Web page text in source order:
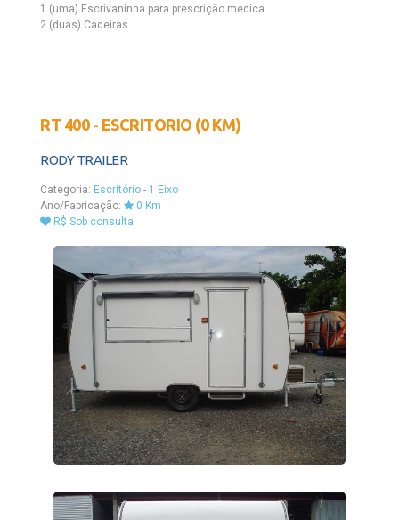
1 (uma) Escrivaninha para prescrição medica
2 (duas) Cadeiras
RT 400 - ESCRITORIO (0 KM)
RODY TRAILER
Categoria: Escritório - 1 Eixo
Ano/Fabricação:
0 Km
R$ Sob consulta